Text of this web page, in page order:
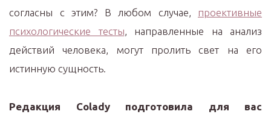
согласны с этим? В любом случае, проективные
психологические тесты, направленные на анализ
действий человека, могут пролить свет на его
истинную сущность.
Редакция Colady подготовила для вас